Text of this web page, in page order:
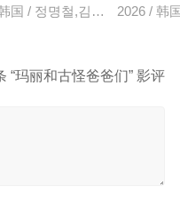
栋旭 饰）和郑智安（金慧
国 / 정명철,김성혁,金贤叙,
2026 / 韩
“玛丽和古怪爸爸们” 影评